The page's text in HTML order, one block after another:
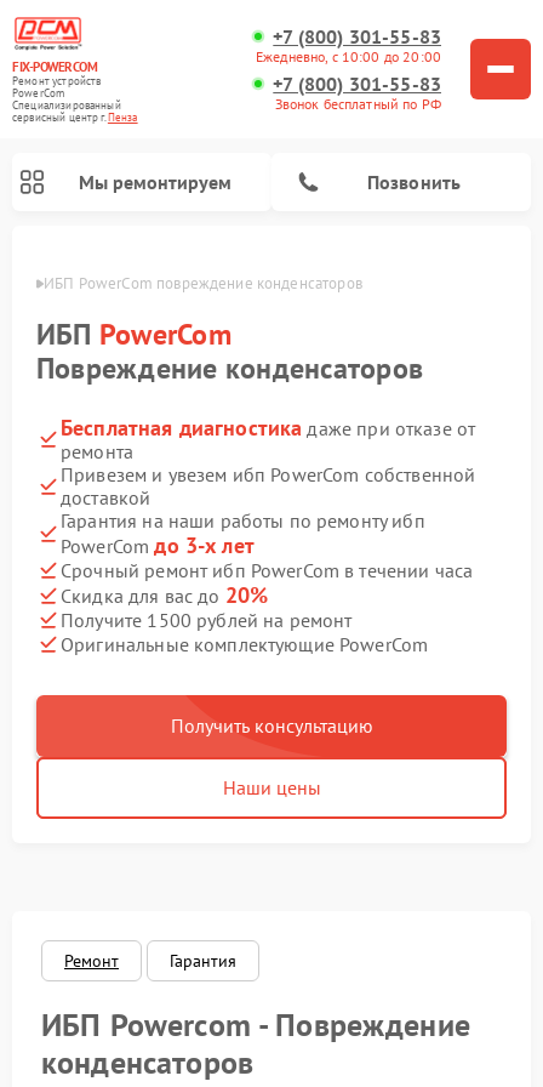
FIX-POWERCOM
Ремонт устройств
PowerCom
Специализированный
cервисный центр г.Пенза
+7 (800) 301-55-83
Ежедневно, с 10:00 до 20:00
+7 (800) 301-55-83
Звонок бесплатный по РФ
Мы ремонтируем Позвонить
ИБП PowerCom повреждение конденсаторов
ИБП PowerCom
Повреждение конденсаторов
Бесплатная диагностика даже при отказе от
ремонта
Привезем и увезем ибп PowerCom собственной
доставкой
Гарантия на наши работы по ремонту ибп
PowerComдо 3-х лет
Срочный ремонт ибп PowerCom в течении часа
Скидка для вас до 20%
Получите 1500 рублей на ремонт
Оригинальные комплектующие PowerCom
Получить консультацию
Наши цены
Ремонт Гарантия
ИБП Powercom - Повреждение
конденсаторов